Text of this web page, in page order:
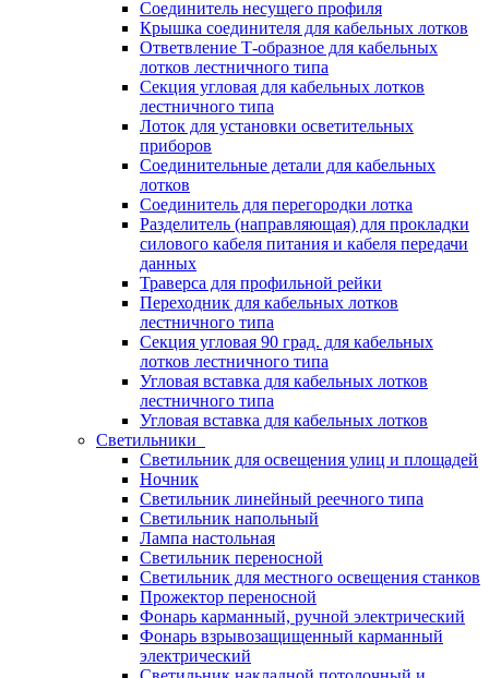
Соединитель несущего профиля
Крышка соединителя для кабельных лотков
Ответвление Т-образное для кабельных
лотков лестничного типа
Секция угловая для кабельных лотков
лестничного типа
Лоток для установки осветительных
приборов
Соединительные детали для кабельных
лотков
Соединитель для перегородки лотка
Разделитель (направляющая) для прокладки
силового кабеля питания и кабеля передачи
данных
Траверса для профильной рейки
Переходник для кабельных лотков
лестничного типа
Секция угловая 90 град. для кабельных
лотков лестничного типа
Угловая вставка для кабельных лотков
лестничного типа
Угловая вставка для кабельных лотков
Светильники
Светильник для освещения улиц и площадей
Ночник
Светильник линейный реечного типа
Светильник напольный
Лампа настольная
Светильник переносной
Светильник для местного освещения станков
Прожектор переносной
Фонарь карманный, ручной электрический
Фонарь взрывозащищенный карманный
электрический